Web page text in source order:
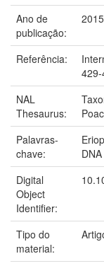
Ano de
publicação:
2015
Referência:
NAL
Thesaurus:
Palavras-
chave:
Digital
Object
Identifier:
Tipo do
material: